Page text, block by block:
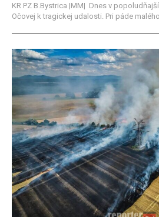
KR PZ B.Bystrica |MM| Dnes v
Očovej k tragickej udalosti. Pri páde malého